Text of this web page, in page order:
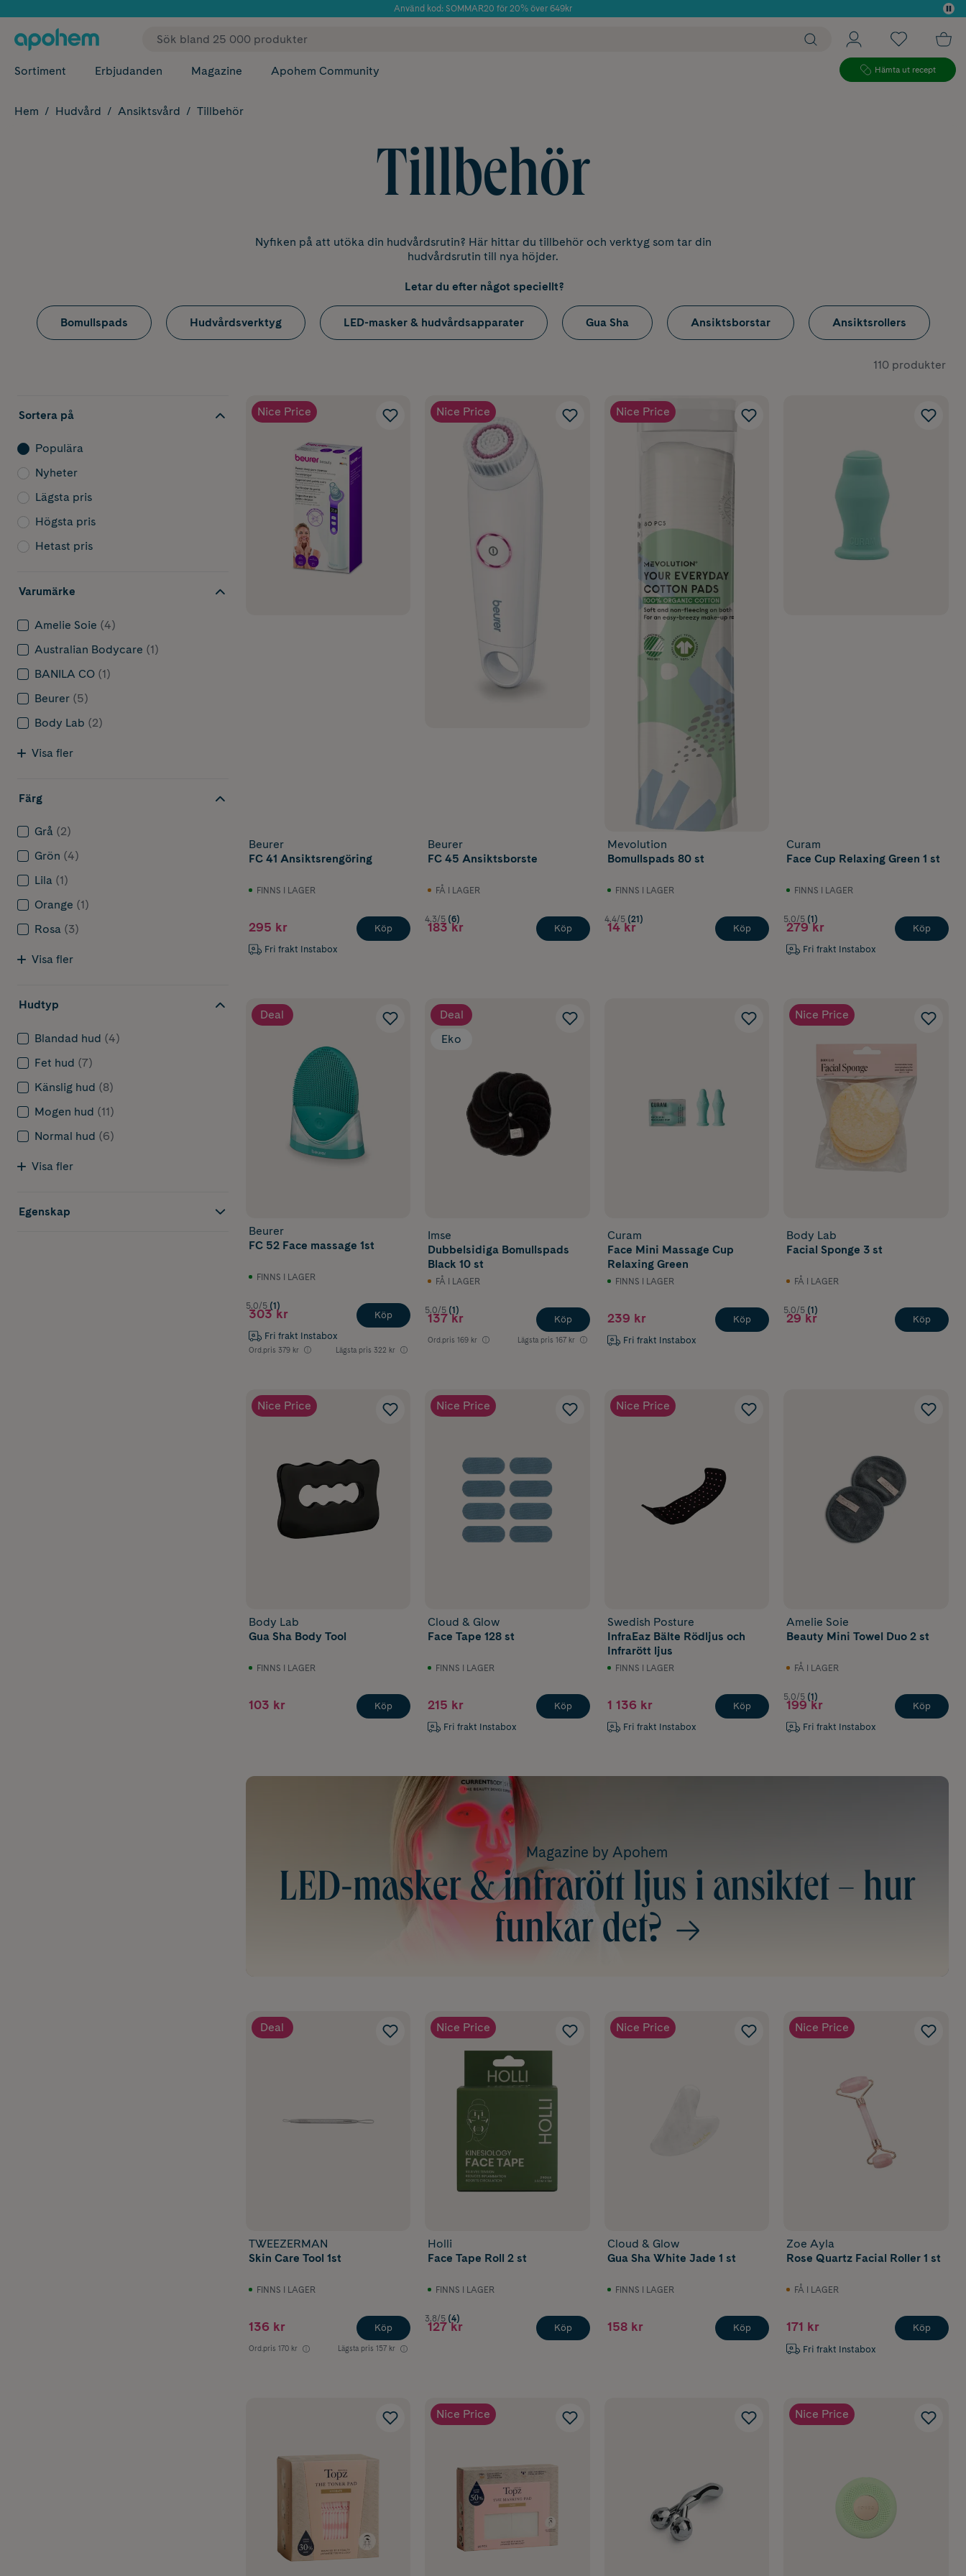
Använd kod: SOMMAR20 för 20% över 649kr
✓ Fri frakt
Sortiment Erbjudanden Magazine Apohem Community Hämta ut recept
Hem Hudvård Ansiktsvård Tillbehör
Tillbehör
Nyfiken på att utöka din hudvårdsrutin? Här hittar du tillbehör och verktyg som tar din
hudvårdsrutin till nya höjder.
Letar du efter något speciellt?
Bomullspads Hudvårdsverktyg LED-masker & hudvårdsapparater Gua Sha Ansiktsborstar Ansiktsrollers
110 produkter
Sortera på
Populära
Nyheter
Lägsta pris
Högsta pris
Hetast pris
Varumärke
Amelie Soie (4)
Australian Bodycare (1)
BANILA CO (1)
Beurer (5)
Body Lab (2)
Visa fler
Färg
Grå (2)
Grön (4)
Lila (1)
Orange (1)
Rosa (3)
Visa fler
Hudtyp
Blandad hud (4)
Fet hud (7)
Känslig hud (8)
Mogen hud (11)
Normal hud (6)
Visa fler
Egenskap
Nice Price
Beurer
FC 41 Ansiktsrengöring
FINNS I LAGER
295 kr
Fri frakt Instabox
Köp
Nice Price
Beurer
FC 45 Ansiktsborste
FÅ I LAGER
4.3/5 (6)
183 kr Köp
Nice Price
Mevolution
Bomullspads 80 st
FINNS I LAGER
4.4/5 (21)
14 kr Köp
Curam
Face Cup Relaxing Green 1 st
FINNS I LAGER
5.0/5 (1)
279 kr
Fri frakt Instabox
Köp
Deal
Beurer
FC 52 Face massage 1st
FINNS I LAGER
5.0/5 (1)
303 kr
Fri frakt Instabox
Ord.pris 379 kr Lägsta pris 322 kr
Köp
Deal
Eko
Imse
Dubbelsidiga Bomullspads
Black 10 st
FÅ I LAGER
5.0/5 (1)
137 kr
Ord.pris 169 kr Lägsta pris 167 kr
Köp
Curam
Face Mini Massage Cup
Relaxing Green
FINNS I LAGER
239 kr
Fri frakt Instabox
Köp
Nice Price
Body Lab
Facial Sponge 3 st
FÅ I LAGER
5.0/5 (1)
29 kr Köp
Nice Price
Body Lab
Gua Sha Body Tool
FINNS I LAGER
103 kr Köp
Nice Price
Cloud & Glow
Face Tape 128 st
FINNS I LAGER
215 kr
Fri frakt Instabox
Köp
Nice Price
Swedish Posture
InfraEaz Bälte Rödljus och
Infrarött ljus
FINNS I LAGER
1 136 kr
Fri frakt Instabox
Köp
Amelie Soie
Beauty Mini Towel Duo 2 st
FÅ I LAGER
5.0/5 (1)
199 kr
Fri frakt Instabox
Köp
Magazine by Apohem
LED-masker & infrarött ljus i ansiktet – hur
funkar det?
Deal
TWEEZERMAN
Skin Care Tool 1st
FINNS I LAGER
136 kr
Ord.pris 170 kr Lägsta pris 157 kr
Köp
Nice Price
Holli
Face Tape Roll 2 st
FINNS I LAGER
3.8/5 (4)
127 kr Köp
Nice Price
Cloud & Glow
Gua Sha White Jade 1 st
FINNS I LAGER
158 kr Köp
Nice Price
Zoe Ayla
Rose Quartz Facial Roller 1 st
FÅ I LAGER
171 kr
Fri frakt Instabox
Köp
Nice Price Nice Price